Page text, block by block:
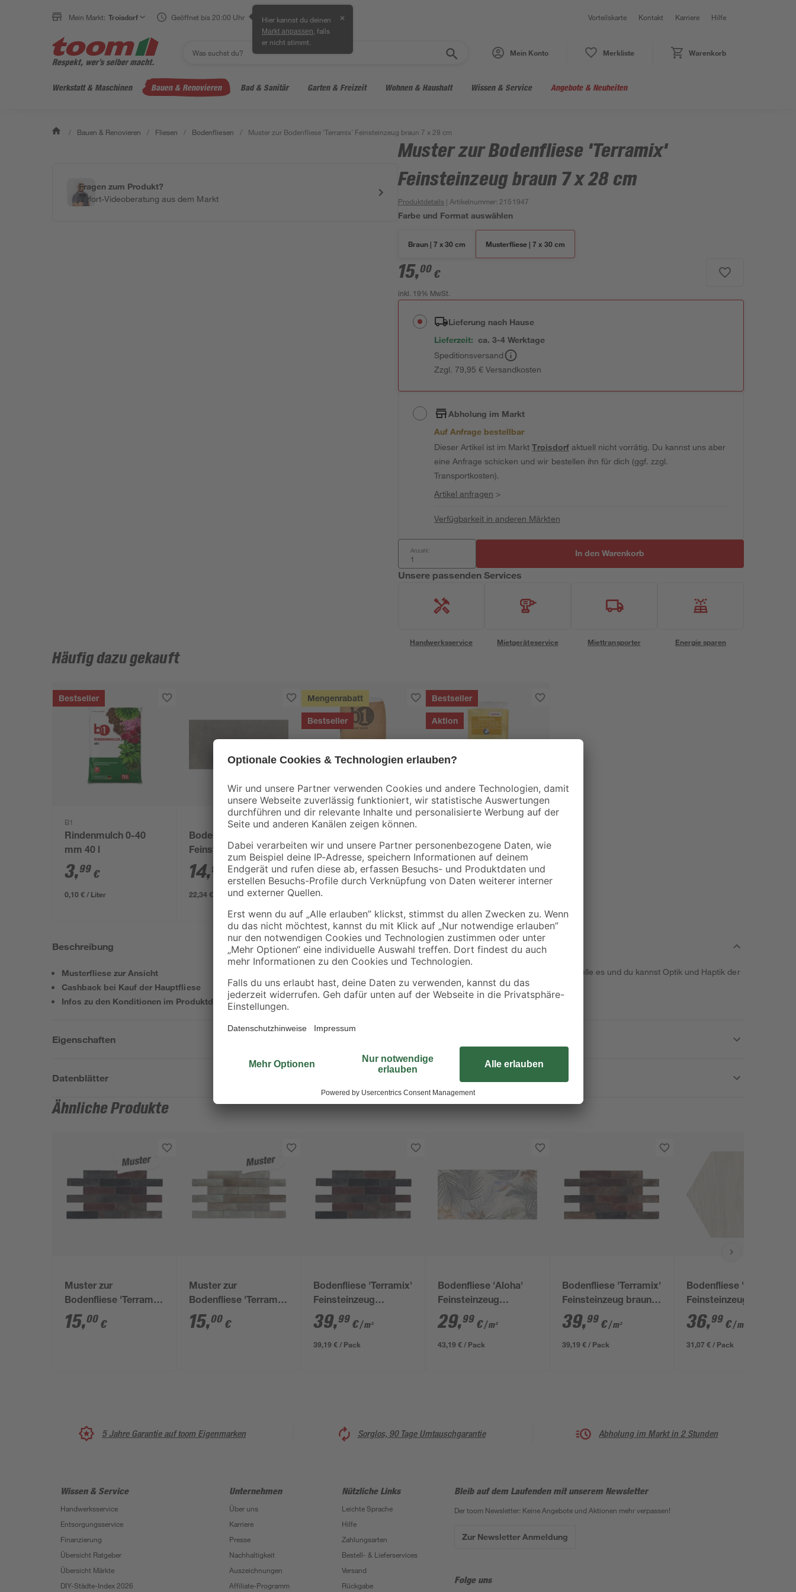
Mein Markt: Troisdorf Geöffnet bis 20:00 Uhr Hier kannst du deinen
Markt anpassen , falls
er nicht stimmt.
✕ Vorteilskarte Kontakt Karriere Hilfe
Mein Konto Merkliste Warenkorb
Werkstatt & Maschinen Bauen & Renovieren Bad & Sanitär Garten & Freizeit Wohnen & Haushalt Wissen & Service Angebote & Neuheiten
/ Bauen & Renovieren / Fliesen / Bodenfliesen / Muster zur Bodenfliese 'Terramix' Feinsteinzeug braun 7 x 28 cm
Fragen zum Produkt?
Sofort-Videoberatung aus dem Markt
Muster zur Bodenfliese 'Terramix'
Feinsteinzeug braun 7 x 28 cm
Produktdetails | Artikelnummer: 2151947
Farbe und Format auswählen
Braun | 7 x 30 cm Musterfliese | 7 x 30 cm
15,00 €
inkl. 19% MwSt.
Lieferung nach Hause
Lieferzeit: ca. 3-4 Werktage
Speditionsversand
Zzgl. 79,95 € Versandkosten
Abholung im Markt
Auf Anfrage bestellbar
Dieser Artikel ist im MarktTroisdorfaktuell nicht vorrätig. Du kannst uns aber
eine Anfrage schicken und wir bestellen ihn für dich (ggf. zzgl.
Transportkosten).
Artikel anfragen >
Verfügbarkeit in anderen Märkten
Anzahl: In den Warenkorb
Unsere passenden Services
Handwerksservice Mietgeräteservice Miettransporter Energie sparen
Häufig dazu gekauft
Bestseller
B1
Rindenmulch 0-40
mm 40 l
3,99 €
0,10 € / Liter
Bodenfliese 'Trend'
Feinsteinzeug
anthrazit 30,5 x 61 cm
14,99 €/ m²
22,34 € / Pack
Mengenrabatt
Bestseller
B1
25 kg
17,29 €
0,69 € / Kilogramm
Bestseller
Aktion
mm 25 kg
2,99 € 3,29 €
Beschreibung
Musterfliese zur Ansicht
Cashback bei Kauf der Hauptfliese
Infos zu den Konditionen im Produktdatenblatt
Dies ist das Handmuster zum Hauptartikel. Bestelle es und du kannst Optik und Haptik der
Fliese zu Hause ausprobieren.
Eigenschaften
Datenblätter
Ähnliche Produkte
Muster zur
Bodenfliese 'Terramix'
Feinsteinzeug
schwarz 7 x 28 cm
15,00 €
Muster zur
Bodenfliese 'Terramix'
Feinsteinzeug beige 7
x 28 cm
15,00 €
Bodenfliese 'Terramix'
Feinsteinzeug
schwarz 7 x 28 cm
39,99 €/ m²
39,19 € / Pack
Bodenfliese 'Aloha'
Feinsteinzeug
mehrfarbig 60 x 120 x
0,95 cm
29,99 €/ m²
43,19 € / Pack
Bodenfliese 'Terramix'
Feinsteinzeug braun 7
x 28 cm
39,99 €/ m²
39,19 € / Pack
Bodenfliese 'Silva'
Feinsteinzeug
beige/grau 19,8 x 22,8
x 1 cm
36,99 €/ m²
31,07 € / Pack
5 Jahre Garantie auf toom Eigenmarken Sorglos, 90 Tage Umtauschgarantie Abholung im Markt in 2 Stunden
Wissen & Service
Handwerksservice
Entsorgungsservice
Finanzierung
Übersicht Ratgeber
Übersicht Märkte
DIY-Städte-Index 2026
Unternehmen
Über uns
Karriere
Presse
Nachhaltigkeit
Auszeichnungen
Affiliate-Programm
Nützliche Links
Leichte Sprache
Hilfe
Zahlungsarten
Bestell- & Lieferservices
Versand
Rückgabe
Bleib auf dem Laufenden mit unserem Newsletter
Der toom Newsletter: Keine Angebote und Aktionen mehr verpassen!
Zur Newsletter Anmeldung
Folge uns